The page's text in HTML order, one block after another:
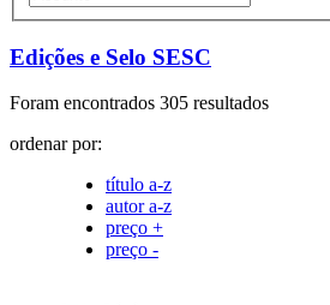
Edições e Selo SESC
Foram encontrados 305 resultados
ordenar por:
título a-z
autor a-z
preço +
preço -